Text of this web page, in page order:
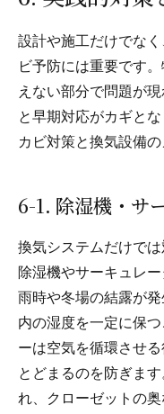
設計や施工だけでな
ビ予防には重要です
えない部分で問題が
と早期対応がカギと
カビ対策と換気設備
6-1. 除湿機・サ
換気システムだけでは
除湿機やサーキュレ
雨時や冬場の結露が
内の湿度を一定に保
ーは空気を循環させ
とどまるのを防ぎま
れ、クローゼットの